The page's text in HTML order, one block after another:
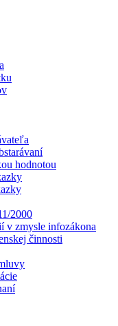
hodnotou
2000
v zmysle infozákona
činnosti